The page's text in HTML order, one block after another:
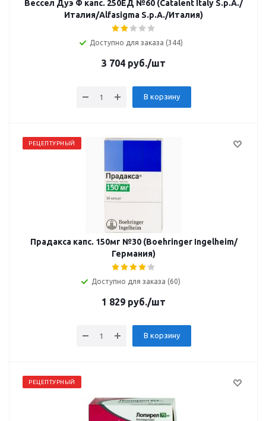
Вессел Дуэ Ф капс. 250ЕД №60 (Catalent Italy S.p.A./
Италия/Alfasigma S.p.A./Италия)
Доступно для заказа (344)
3 704 руб./шт
В корзину
РЕЦЕПТУРНЫЙ
Прадакса капс. 150мг №30 (Boehringer Ingelheim/
Германия)
Доступно для заказа (60)
1 829 руб./шт
В корзину
РЕЦЕПТУРНЫЙ